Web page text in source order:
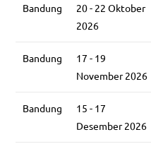
Bandung
20 - 22 Oktober
2026
Bandung
17 - 19
November 2026
Bandung
15 - 17
Desember 2026